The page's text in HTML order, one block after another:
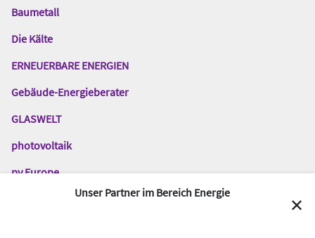
Das
Gentner
Baumetall
Die Kälte
ERNEUERBARE ENERGIEN
Gebäude-Energieberater
GLASWELT
photovoltaik
pv Europe
Unser Partner im Bereich Energie
✕